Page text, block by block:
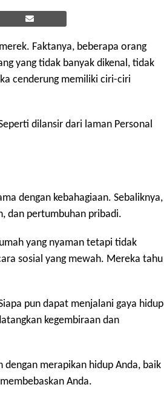
Faktanya, beberapa orang
yang tidak banyak dikenal, tidak
cenderung memiliki ciri-ciri
dilansir dari laman Personal
dengan kebahagiaan. Sebaliknya,
dan pertumbuhan pribadi.
yang nyaman tetapi tidak
sosial yang mewah. Mereka tahu
pun dapat menjalani gaya hidup
kegembiraan dan
dengan merapikan hidup Anda, baik
Anda.